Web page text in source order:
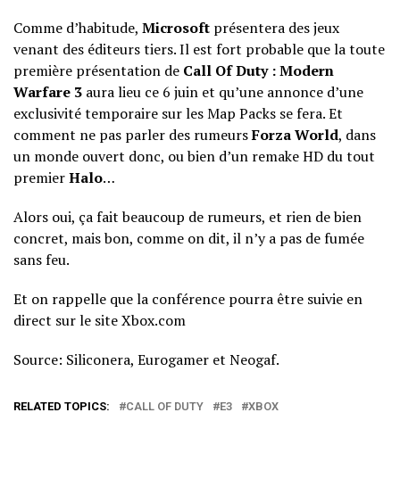
Comme d’habitude, Microsoft présentera des jeux
venant des éditeurs tiers. Il est fort probable que la toute
première présentation de Call Of Duty : Modern
Warfare 3 aura lieu ce 6 juin et qu’une annonce d’une
exclusivité temporaire sur les Map Packs se fera. Et
comment ne pas parler des rumeursForza World, dans
un monde ouvert donc, ou bien d’un remake HD du tout
premierHalo…
Alors oui, ça fait beaucoup de rumeurs, et rien de bien
concret, mais bon, comme on dit, il n’y a pas de fumée
sans feu.
Et on rappelle que la conférence pourra être suivie en
direct sur le site Xbox.com
Source: Siliconera, Eurogamer et Neogaf.
RELATED TOPICS: CALL OF DUTY E3 XBOX